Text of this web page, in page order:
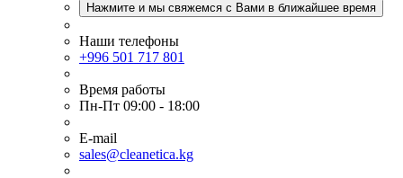
Нажмите и мы свяжемся с Вами в ближайшее время
Наши телефоны
+996 501 717 801
Время работы
Пн-Пт 09:00 - 18:00
E-mail
sales@cleanetica.kg